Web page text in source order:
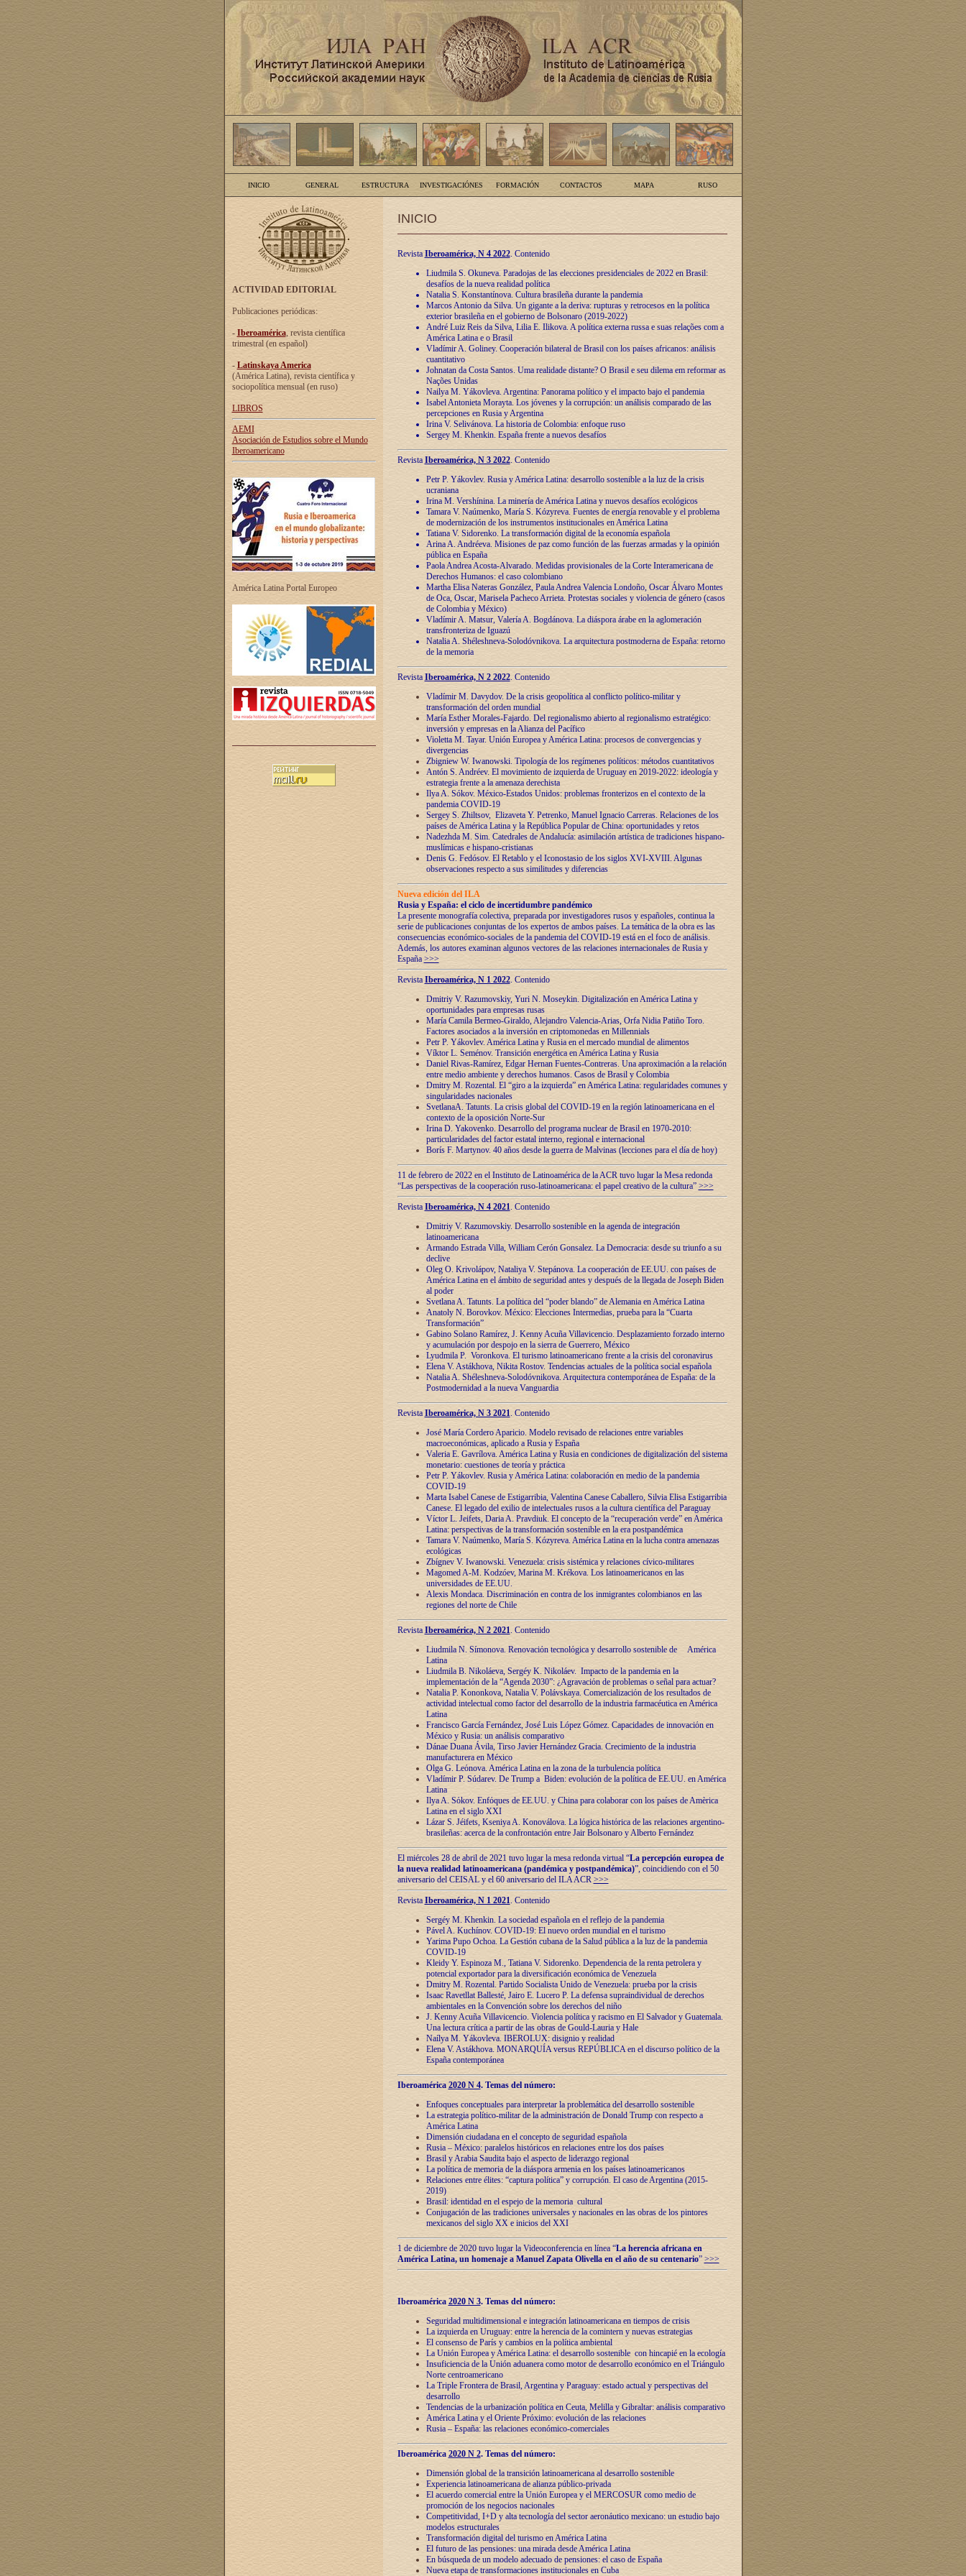
INICIO GENERAL ESTRUCTURA INVESTIGACIÓNES FORMACIÓN CONTACTOS MAPA RUSO
ACTIVIDAD EDITORIAL
Publicaciones periódicas:
- Iberoamérica, revista científica
trimestral (en español)
- Latinskaya America
(América Latina), revista científica y
sociopolítica mensual (en ruso)
LIBROS
AEMI
Asociación de Estudios sobre el Mundo
Iberoamericano
América Latina Portal Europeo
INICIO
Revista Iberoamérica, N 4 2022. Contenido
Liudmila S. Okuneva. Paradojas de las elecciones presidenciales de 2022 en Brasil:
desafíos de la nueva realidad política
Natalia S. Konstantínova. Cultura brasileña durante la pandemia
Marcos Antonio da Silva. Un gigante a la deriva: rupturas y retrocesos en la política
exterior brasileña en el gobierno de Bolsonaro (2019-2022)
André Luiz Reis da Silva, Lilia E. Ilikova. A política externa russa e suas relações com a
América Latina e o Brasil
Vladímir A. Goliney. Cooperación bilateral de Brasil con los países africanos: análisis
cuantitativo
Johnatan da Costa Santos. Uma realidade distante? O Brasil e seu dilema em reformar as
Nações Unidas
Nailya M. Yákovleva. Argentina: Panorama político y el impacto bajo el pandemia
Isabel Antonieta Morayta. Los jóvenes y la corrupción: un análisis comparado de las
percepciones en Rusia y Argentina
Irina V. Selivánova. La historia de Colombia: enfoque ruso
Sergey M. Khenkin. España frente a nuevos desafíos
Revista Iberoamérica, N 3 2022. Contenido
Petr P. Yákovlev. Rusia y América Latina: desarrollo sostenible a la luz de la crisis
ucraniana
Irina M. Vershínina. La minería de América Latina y nuevos desafíos ecológicos
Tamara V. Naúmenko, María S. Kózyreva. Fuentes de energía renovable y el problema
de modernización de los instrumentos institucionales en América Latina
Tatiana V. Sidorenko. La transformación digital de la economía española
Arina A. Andréeva. Misiones de paz como función de las fuerzas armadas y la opinión
pública en España
Paola Andrea Acosta-Alvarado. Medidas provisionales de la Corte Interamericana de
Derechos Humanos: el caso colombiano
Martha Elisa Nateras González, Paula Andrea Valencia Londoño, Oscar Álvaro Montes
de Oca, Oscar, Marisela Pacheco Arrieta. Protestas sociales y violencia de género (casos
de Colombia y México)
Vladímir A. Matsur, Valería A. Bogdánova. La diáspora árabe en la aglomeración
transfronteriza de Iguazú
Natalia A. Shéleshneva-Solodóvnikova. La arquitectura postmoderna de España: retorno
de la memoria
Revista Iberoamérica, N 2 2022. Contenido
Vladímir M. Davydov. De la crisis geopolítica al conflicto político-militar y
transformación del orden mundial
María Esther Morales-Fajardo. Del regionalismo abierto al regionalismo estratégico:
inversión y empresas en la Alianza del Pacífico
Violetta M. Tayar. Unión Europea y América Latina: procesos de convergencias y
divergencias
Zbigniew W. Iwanowski. Tipología de los regímenes políticos: métodos cuantitativos
Antón S. Andréev. El movimiento de izquierda de Uruguay en 2019-2022: ideología y
estrategia frente a la amenaza derechista
Ilya A. Sókov. México-Estados Unidos: problemas fronterizos en el contexto de la
pandemia COVID-19
Sergey S. Zhiltsov, Elizaveta Y. Petrenko, Manuel Ignacio Carreras. Relaciones de los
países de América Latina y la República Popular de China: oportunidades y retos
Nadezhda M. Sim. Catedrales de Andalucía: asimilación artística de tradiciones hispano-
muslímicas e hispano-cristianas
Denis G. Fedósov. El Retablo y el Iconostasio de los siglos XVI-XVIII. Algunas
observaciones respecto a sus similitudes y diferencias
Nueva edición del ILA
Rusia y España: el ciclo de incertidumbre pandémico
La presente monografía colectiva, preparada por investigadores rusos y españoles, continua la
serie de publicaciones conjuntas de los expertos de ambos países. La temática de la obra es las
consecuencias económico-sociales de la pandemia del COVID-19 está en el foco de análisis.
Además, los autores examinan algunos vectores de las relaciones internacionales de Rusia y
España >>>
Revista Iberoamérica, N 1 2022. Contenido
Dmitriy V. Razumovskiy, Yuri N. Moseykin. Digitalización en América Latina y
oportunidades para empresas rusas
María Camila Bermeo-Giraldo, Alejandro Valencia-Arias, Orfa Nidia Patiño Toro.
Factores asociados a la inversión en criptomonedas en Millennials
Petr P. Yákovlev. América Latina y Rusia en el mercado mundial de alimentos
Víktor L. Seménov. Transición energética en América Latina y Rusia
Daniel Rivas-Ramírez, Edgar Hernan Fuentes-Contreras. Una aproximación a la relación
entre medio ambiente y derechos humanos. Casos de Brasil y Colombia
Dmitry M. Rozental. El “giro a la izquierda” en América Latina: regularidades comunes y
singularidades nacionales
SvetlanaA. Tatunts. La crisis global del COVID-19 en la región latinoamericana en el
contexto de la oposición Norte-Sur
Irina D. Yakovenko. Desarrollo del programa nuclear de Brasil en 1970-2010:
particularidades del factor estatal interno, regional e internacional
Borís F. Martynov. 40 años desde la guerra de Malvinas (lecciones para el día de hoy)
11 de febrero de 2022 en el Instituto de Latinoamérica de la ACR tuvo lugar la Mesa redonda
“Las perspectivas de la cooperación ruso-latinoamericana: el papel creativo de la cultura” >>>
Revista Iberoamérica, N 4 2021. Contenido
Dmitriy V. Razumovskiy. Desarrollo sostenible en la agenda de integración
latinoamericana
Armando Estrada Villa, William Cerón Gonsalez. La Democracia: desde su triunfo a su
declive
Oleg O. Krivolápov, Nataliya V. Stepánova. La cooperación de EE.UU. con países de
América Latina en el ámbito de seguridad antes y después de la llegada de Joseph Biden
al poder
Svetlana A. Tatunts. La política del “poder blando” de Alemania en América Latina
Anatoly N. Borovkov. México: Elecciones Intermedias, prueba para la “Cuarta
Transformación”
Gabino Solano Ramírez, J. Kenny Acuña Villavicencio. Desplazamiento forzado interno
y acumulación por despojo en la sierra de Guerrero, México
Lyudmila P. Voronkova. El turismo latinoamericano frente a la crisis del coronavirus
Elena V. Astákhova, Nikita Rostov. Tendencias actuales de la política social española
Natalia A. Shéleshneva-Solodóvnikova. Arquitectura contemporánea de España: de la
Postmodernidad a la nueva Vanguardia
Revista Iberoamérica, N 3 2021. Contenido
José María Cordero Aparicio. Modelo revisado de relaciones entre variables
macroeconómicas, aplicado a Rusia y España
Valeria E. Gavrílova. América Latina y Rusia en condiciones de digitalización del sistema
monetario: cuestiones de teoría y práctica
Petr P. Yákovlev. Rusia y América Latina: colaboración en medio de la pandemia
COVID-19
Marta Isabel Canese de Estigarribia, Valentina Canese Caballero, Silvia Elisa Estigarribia
Canese. El legado del exilio de intelectuales rusos a la cultura científica del Paraguay
Víctor L. Jeifets, Daria A. Pravdiuk. El concepto de la “recuperación verde” en América
Latina: perspectivas de la transformación sostenible en la era postpandémica
Tamara V. Naúmenko, María S. Kózyreva. América Latina en la lucha contra amenazas
ecológicas
Zbígnev V. Iwanowski. Venezuela: crisis sistémica y relaciones cívico-militares
Magomed A-M. Kodzóev, Marina M. Krékova. Los latinoamericanos en las
universidades de EE.UU.
Alexis Mondaca. Discriminación en contra de los inmigrantes colombianos en las
regiones del norte de Chile
RevistaIberoamérica, N 2 2021. Contenido
Liudmila N. Símonova. Renovaciόn tecnolόgica y desarrollo sostenible de América
Latina
Liudmila B. Nikoláeva, Sergéy K. Nikoláev. Impacto de la pandemia en la
implementaciόn de la “Agenda 2030”: ¿Agravaciόn de problemas o señal para actuar?
Natalia P. Kononkova, Natalia V. Polávskaya. Comercializaciόn de los resultados de
actividad intelectual como factor del desarrollo de la industria farmacéutica en América
Latina
Francisco García Fernández, José Luis López Gómez. Capacidades de innovaciόn en
México y Rusia: un análisis comparativo
Dánae Duana Ávila, Tirso Javier Hernández Gracia. Crecimiento de la industria
manufacturera en México
Olga G. Leόnova. América Latina en la zona de la turbulencia política
Vladímir P. Súdarev. De Trump a Biden: evoluciόn de la política de EE.UU. en América
Latina
Ilya A. Sόkov. Enfόques de EE.UU. y China para colaborar con los países de Amèrica
Latina en el siglo XXI
Lázar S. Jéifets, Kseniya A. Konoválova. La lόgica histόrica de las relaciones argentino-
brasileñas: acerca de la confrontaciόn entre Jair Bolsonaro y Alberto Fernández
El miércoles 28 de abril de 2021 tuvo lugar la mesa redonda virtual “La percepción europea de
la nueva realidad latinoamericana (pandémica y postpandémica)”, coincidiendo con el 50
aniversario del CEISAL y el 60 aniversario del ILA ACR >>>
Revista Iberoamérica, N 1 2021. Contenido
Sergéy M. Khenkin. La sociedad española en el reflejo de la pandemia
Pável A. Kuchínov. COVID-19: El nuevo orden mundial en el turismo
Yarima Pupo Ochoa. La Gestión cubana de la Salud pública a la luz de la pandemia
COVID-19
Kleidy Y. Espinoza M., Tatiana V. Sidorenko. Dependencia de la renta petrolera y
potencial exportador para la diversificación económica de Venezuela
Dmitry M. Rozental. Partido Socialista Unido de Venezuela: prueba por la crisis
Isaac Ravetllat Ballesté, Jairo E. Lucero P. La defensa supraindividual de derechos
ambientales en la Convención sobre los derechos del niño
J. Kenny Acuña Villavicencio. Violencia política y racismo en El Salvador y Guatemala.
Una lectura crítica a partir de las obras de Gould-Lauria y Hale
Naílya M. Yákovleva. IBEROLUX: disignio y realidad
Elena V. Astákhova. MONARQUÍA versus REPÚBLICA en el discurso político de la
España contemporánea
Iberoamérica 2020 N 4. Temas del número:
Enfoques conceptuales para interpretar la problemática del desarrollo sostenible
La estrategia político-militar de la administración de Donald Trump con respecto a
América Latina
Dimensión ciudadana en el concepto de seguridad española
Rusia – México: paralelos históricos en relaciones entre los dos países
Brasil y Arabia Saudita bajo el aspecto de liderazgo regional
La política de memoria de la diáspora armenia en los países latinoamericanos
Relaciones entre élites: “captura política” y corrupción. El caso de Argentina (2015-
2019)
Brasil: identidad en el espejo de la memoria cultural
Conjugación de las tradiciones universales y nacionales en las obras de los pintores
mexicanos del siglo XX e inicios del XXI
1 de diciembre de 2020 tuvo lugar la Videoconferencia en línea “La herencia africana en
América Latina, un homenaje a Manuel Zapata Olivella en el año de su centenario” >>>
Iberoamérica 2020 N 3.Temas del número:
Seguridad multidimensional e integración latinoamericana en tiempos de crisis
La izquierda en Uruguay: entre la herencia de lа comintern y nuevas estrategias
El consenso de París y cambios en la política ambiental
La Unión Europea y América Latina: el desarrollo sostenible con hincapié en la ecología
Insuficiencia de la Unión aduanera como motor de desarrollo económico en el Triángulo
Norte centroamericano
La Triple Frontera de Brasil, Argentina y Paraguay: estado actual y perspectivas del
desarrollo
Tendencias de la urbanización política en Ceuta, Melilla y Gibraltar: análisis comparativo
América Latina y el Oriente Próximo: evolución de las relaciones
Rusia – España: las relaciones económico-comerciales
Iberoamérica 2020 N 2.Temas del número:
Dimensión global de la transición latinoamericana al desarrollo sostenible
Experiencia latinoamericana de alianza público-privada
El acuerdo comercial entre la Unión Europea y el MERCOSUR como medio de
promoción de los negocios nacionales
Competitividad, I+D y alta tecnología del sector aeronáutico mexicano: un estudio bajo
modelos estructurales
Transformación digital del turismo en América Latina
El futuro de las pensiones: una mirada desde América Latina
En búsqueda de un modelo adecuado de pensiones: el caso de España
Nueva etapa de transformaciones institucionales en Cuba